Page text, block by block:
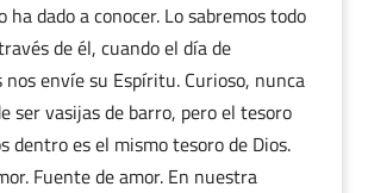
ha dado a conocer. Lo sabremos todo
de él, cuando el día de
nos envíe su Espíritu. Curioso, nunca
ser vasijas de barro, pero el tesoro
dentro es el mismo tesoro de Dios.
Fuente de amor. En nuestra